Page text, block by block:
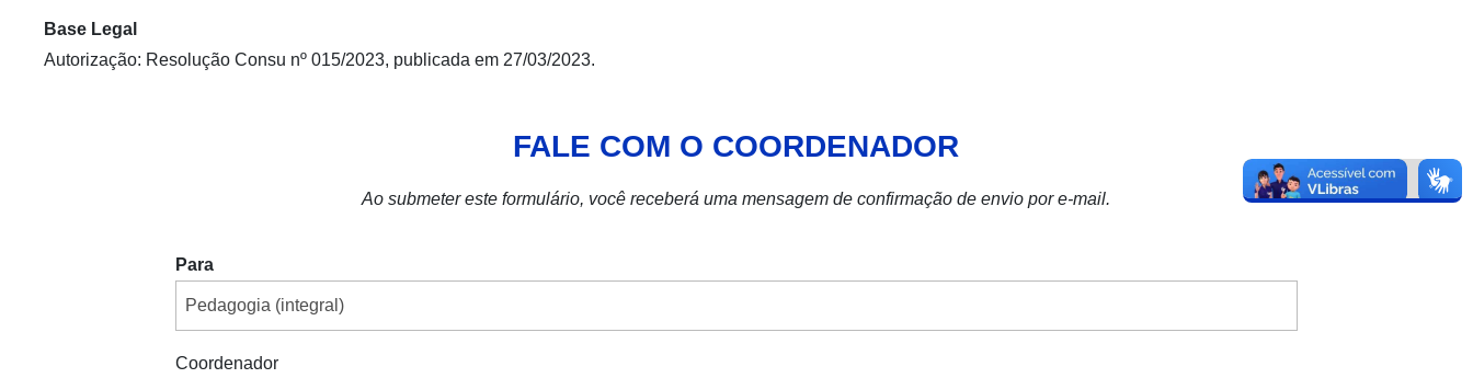
Base Legal
Autorização: Resolução Consu nº 015/2023, publicada em 27/03/2023.
FALE COM O COORDENADOR
Ao submeter este formulário, você receberá uma mensagem de confirmação de envio por e-mail.
Para
Coordenador